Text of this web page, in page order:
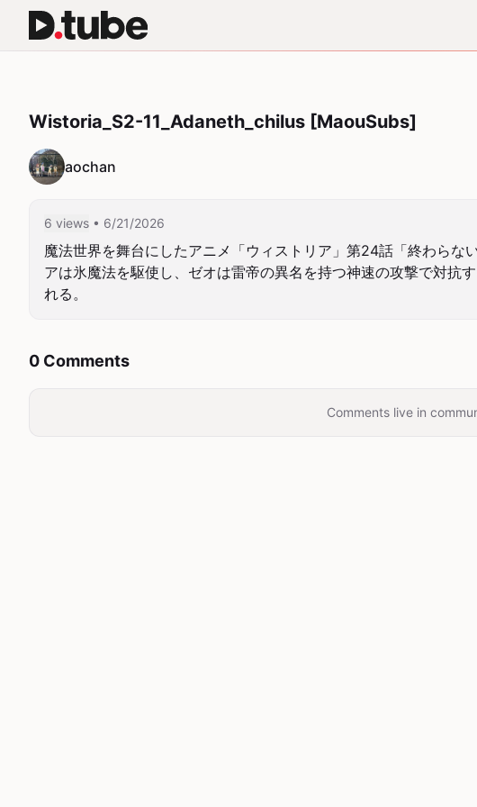
Wistoria_S2-11_Adaneth_chilus [MaouSubs]
aochan
6 views • 6/21/2026
魔法世界を舞台にしたアニメ「ウィストリア」第24話「終わらな
アは氷魔法を駆使し、ゼオは雷帝の異名を持つ神速の攻撃で対抗
れる。
0 Comments
Comments live in